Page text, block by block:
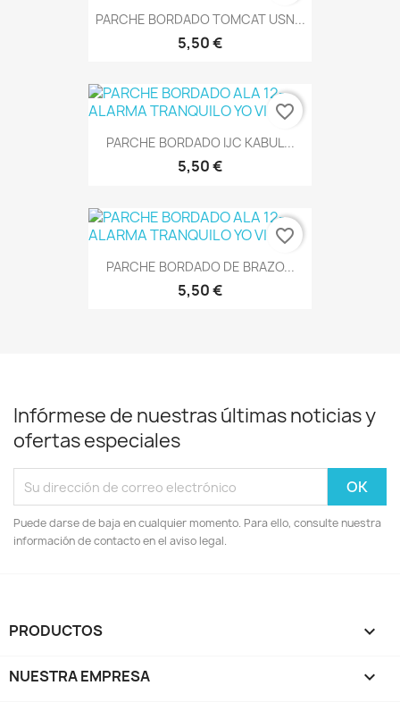
PARCHE BORDADO TOMCAT USN...
5,50 €
PARCHE BORDADO IJC KABUL...
5,50 €
favorite_border
PARCHE BORDADO DE BRAZO...
5,50 €
favorite_border
Infórmese de nuestras últimas noticias y
ofertas especiales
Puede darse de baja en cualquier momento. Para ello, consulte nuestra
información de contacto en el aviso legal.
PRODUCTOS 
NUESTRA EMPRESA 